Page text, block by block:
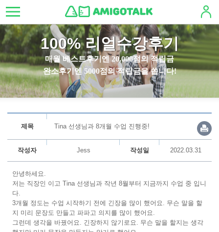
100% 리얼수강후기
매월 베스트후기엔 20,000점의 적립금
완소후기엔 5000점의 적립금을 쏩니다!
제목 Tina 선생님과 8개월 수업 진행중!
작성자 Jess 작성일 2022.03.31
안녕하세요.
저는 직장인 이고 Tina 선생님과 작년 8월부터 지금까지 수업 중 입니
다.
3개월 정도는 수업 시작하기 전에 긴장을 많이 했어요. 무슨 말을 할
지 미리 문장도 만들고 파파고 의지를 많이 했어요.
그런데 생각을 바꿨어요. 긴장하지 않기로요. 무슨 말을 할지는 생각